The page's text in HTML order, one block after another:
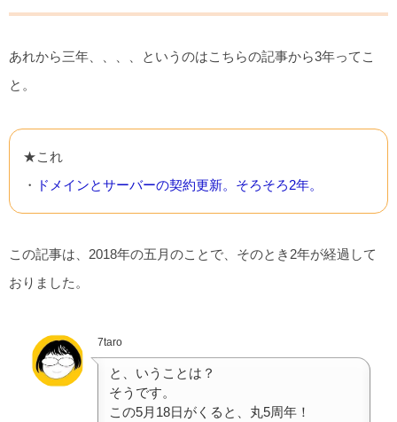
あれから三年、、、、というのはこちらの記事から3年ってこ
と。
★これ
・
ドメインとサーバーの契約更新。そろそろ2年。
この記事は、2018年の五月のことで、そのとき2年が経過して
おりました。
7taro
と、いうことは？
そうです。
この5月18日がくると、丸5周年！